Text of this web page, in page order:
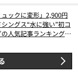
ックに変形」2,900円
ングス“水に強い”初コ
人気記事ランキングベ